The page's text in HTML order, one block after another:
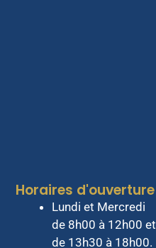
Horaires d'ouverture
Lundi et Mercredi
de 8h00 à 12h00 et
de 13h30 à 18h00.